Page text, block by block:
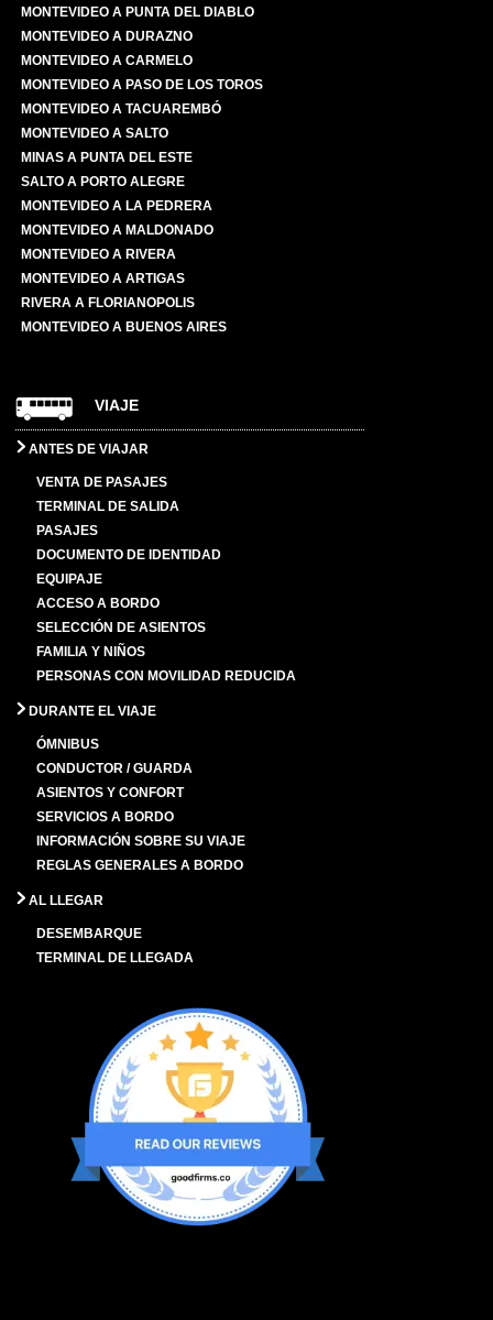
MONTEVIDEO A PUNTA DEL DIABLO
MONTEVIDEO A DURAZNO
MONTEVIDEO A CARMELO
MONTEVIDEO A PASO DE LOS TOROS
MONTEVIDEO A TACUAREMBÓ
MONTEVIDEO A SALTO
MINAS A PUNTA DEL ESTE
SALTO A PORTO ALEGRE
MONTEVIDEO A LA PEDRERA
MONTEVIDEO A MALDONADO
MONTEVIDEO A RIVERA
MONTEVIDEO A ARTIGAS
RIVERA A FLORIANOPOLIS
MONTEVIDEO A BUENOS AIRES
VIAJE
ANTES DE VIAJAR
VENTA DE PASAJES
TERMINAL DE SALIDA
PASAJES
DOCUMENTO DE IDENTIDAD
EQUIPAJE
ACCESO A BORDO
SELECCIÓN DE ASIENTOS
FAMILIA Y NIÑOS
PERSONAS CON MOVILIDAD REDUCIDA
DURANTE EL VIAJE
ÓMNIBUS
CONDUCTOR / GUARDA
ASIENTOS Y CONFORT
SERVICIOS A BORDO
INFORMACIÓN SOBRE SU VIAJE
REGLAS GENERALES A BORDO
AL LLEGAR
DESEMBARQUE
TERMINAL DE LLEGADA